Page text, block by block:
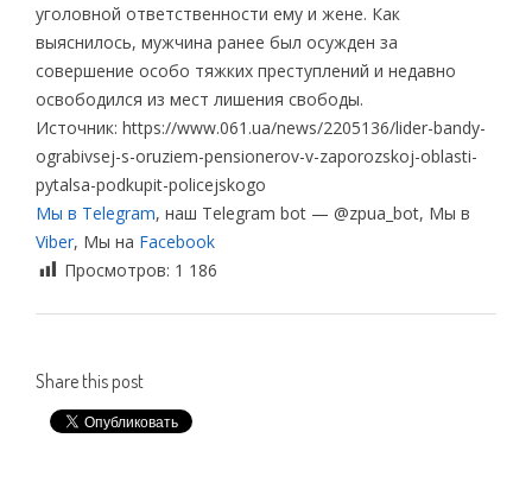
уголовной ответственности ему и жене. Как
выяснилось, мужчина ранее был осужден за
совершение особо тяжких преступлений и недавно
освободился из мест лишения свободы.
Источник: https://www.061.ua/news/2205136/lider-bandy-
ograbivsej-s-oruziem-pensionerov-v-zaporozskoj-oblasti-
pytalsa-podkupit-policejskogo
Мы в Telegram, наш Telegram bot — @zpua_bot, Мы в
Viber, Мы на Facebook
Просмотров: 1 186
Share this post